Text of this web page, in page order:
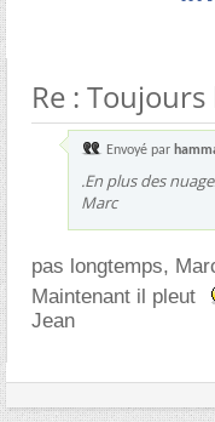
Re :
Envoyé par
.En plus des
Marc
pas longtemps,
Maintenant il pleut
Jean